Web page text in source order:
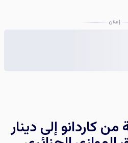
إعلان
من كاردانو إلى دينار